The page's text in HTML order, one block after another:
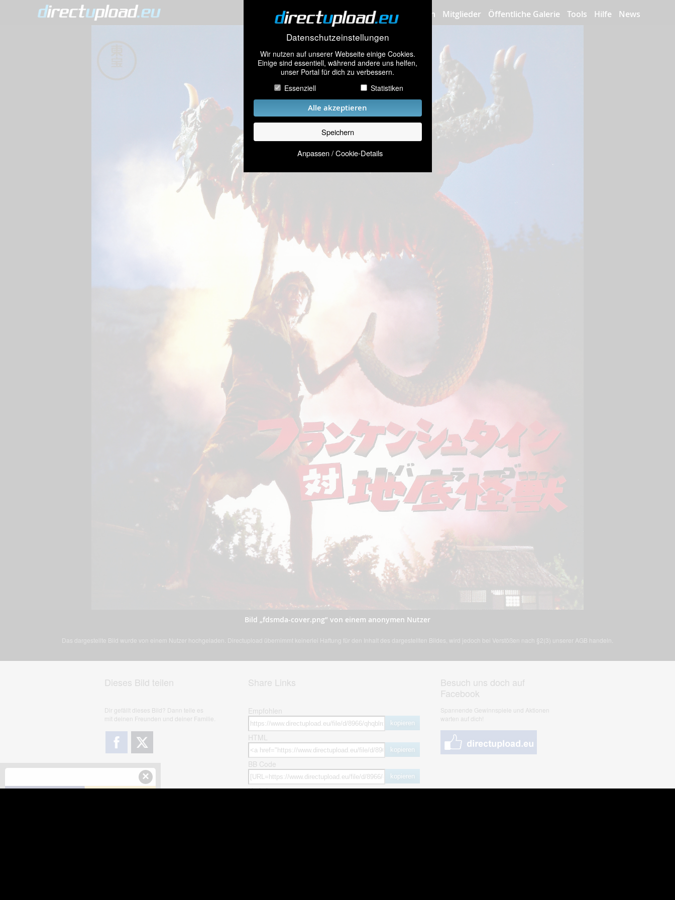
Datenschutzeinstellungen
Wir nutzen auf unserer Webseite einige Cookies.
Einige sind essentiell, während andere uns helfen,
unser Portal für dich zu verbessern.
Essenziell
Statistiken
Alle akzeptieren
Speichern
Anpassen / Cookie-Details
Bilder hochladen Mitglieder Öffentliche Galerie Tools Hilfe News
Bild „fdsmda-cover.png” von einem anonymen Nutzer
Das dargestellte Bild wurde von einem Nutzer hochgeladen. Directupload übernimmt keinerlei Haftung für den Inhalt des dargestellten Bildes, wird jedoch bei Verstößen nach §2(3) unserer AGB handeln.
Dieses Bild teilen
Dir gefällt dieses Bild? Dann teile es
mit deinen Freunden und deiner Familie.
Share Links
Empfohlen
kopieren
HTML
kopieren
BB Code
kopieren
Hotlink
Besuch uns doch auf
Facebook
Spannende Gewinnspiele und Aktionen
warten auf dich!
×